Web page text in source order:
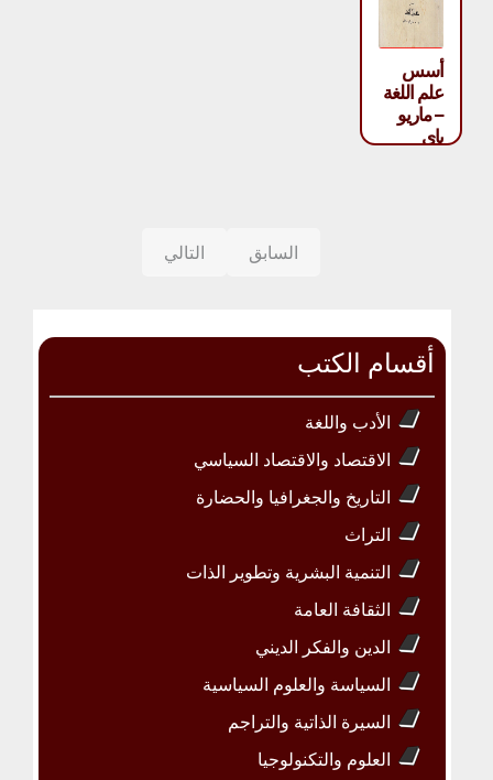
أسس
علم اللغة
– ماريو
باي
السابق التالي
أقسام الكتب
الأدب واللغة
الاقتصاد والاقتصاد السياسي
التاريخ والجغرافيا والحضارة
التراث
التنمية البشرية وتطوير الذات
الثقافة العامة
الدين والفكر الديني
السياسة والعلوم السياسية
السيرة الذاتية والتراجم
العلوم والتكنولوجيا